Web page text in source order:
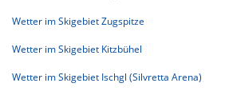
Wetter im Skigebiet Zugspitze
Wetter im Skigebiet Kitzbühel
Wetter im Skigebiet Ischgl (Silvretta Arena)